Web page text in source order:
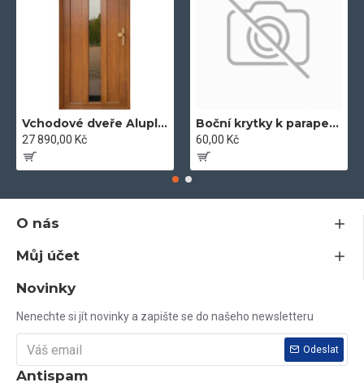
Vchodové dveře Aluplast 100 x 204 zlatý dub
27 890,00 Kč
Boční krytky k parapetům
60,00 Kč
O nás
Můj účet
Novinky
Nenechte si jít novinky a zapište se do našeho newsletteru
Odeslat
Antispam